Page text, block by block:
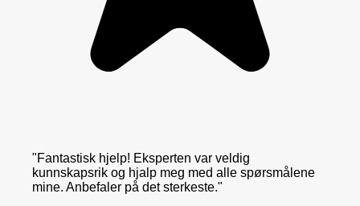
"Fantastisk hjelp! Eksperten var veldig
kunnskapsrik og hjalp meg med alle spørsmålene
mine. Anbefaler på det sterkeste."